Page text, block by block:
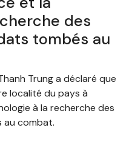
des
tombés au
Trung a déclaré que
localité du pays à
à la recherche des
au combat.